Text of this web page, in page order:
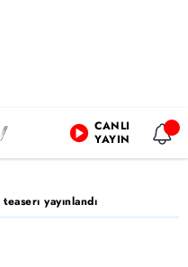
CANLI
YAYIN
yayınlandı